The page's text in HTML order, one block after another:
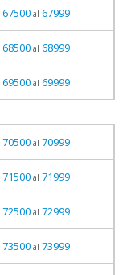
67500al 67999
68500al 68999
69500al 69999
70500al 70999
71500al 71999
72500al 72999
73500al 73999